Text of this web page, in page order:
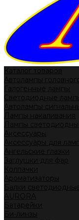
Каталог товаров
Автолампы
Галогенные лампы
Светодиодные
Автолампы
Лампы накаливания
Лампы
Аксессуары
Аксессуары для
Ангельские глазки
Заглушки для фар
Колпачки
Ароматизаторы
Балки
AURORA
Батарейки
Би-линзы